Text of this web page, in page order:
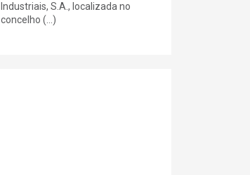
Industriais, S.A., localizada no
concelho (...)